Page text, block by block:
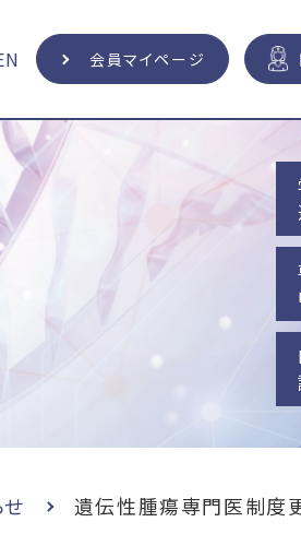
会員マイページ
遺伝性腫瘍専門医制度